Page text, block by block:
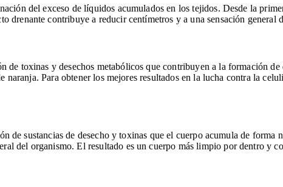
del exceso de líquidos acumulados en los tejidos. Desde la
drenante contribuye a reducir centímetros y a una sensación general
toxinas y desechos metabólicos que contribuyen a la formación
Para obtener los mejores resultados en la lucha contra la
sustancias de desecho y toxinas que el cuerpo acumula de forma
del organismo. El resultado es un cuerpo más limpio por dentro y